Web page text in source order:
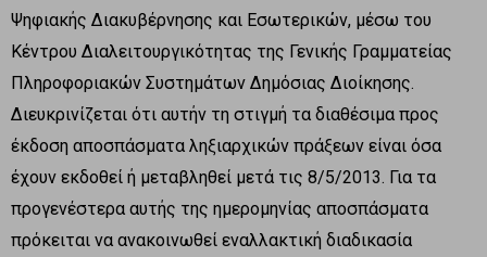
Ψηφιακής Διακυβέρνησης και Εσωτερικών, μέσω του
Κέντρου Διαλειτουργικότητας της Γενικής Γραμματείας
Πληροφοριακών Συστημάτων Δημόσιας Διοίκησης.
Διευκρινίζεται ότι αυτήν τη στιγμή τα διαθέσιμα προς
έκδοση αποσπάσματα ληξιαρχικών πράξεων είναι όσα
έχουν εκδοθεί ή μεταβληθεί μετά τις 8/5/2013. Για τα
προγενέστερα αυτής της ημερομηνίας αποσπάσματα
πρόκειται να ανακοινωθεί εναλλακτική διαδικασία